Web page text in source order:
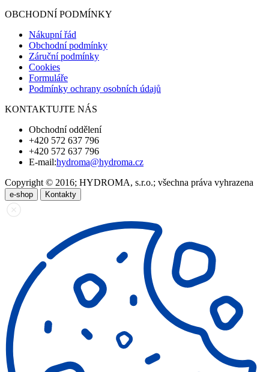
OBCHODNÍ PODMÍNKY
Nákupní řád
Obchodní podmínky
Záruční podmínky
Cookies
Formuláře
Podmínky ochrany osobních údajů
KONTAKTUJTE NÁS
Obchodní oddělení
+420 572 637 796
+420 572 637 796
E-mail:hydroma@hydroma.cz
Copyright © 2016; HYDROMA, s.r.o.; všechna práva vyhrazena
e-shop Kontakty